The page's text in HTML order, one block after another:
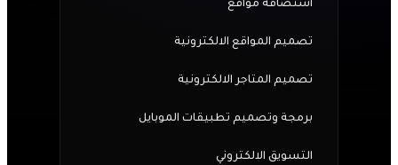
استضافة مواقع
تصميم المواقع الالكترونية
تصميم المتاجر الالكترونية
برمجة وتصميم تطبيقات الموبايل
التسويق الالكتروني